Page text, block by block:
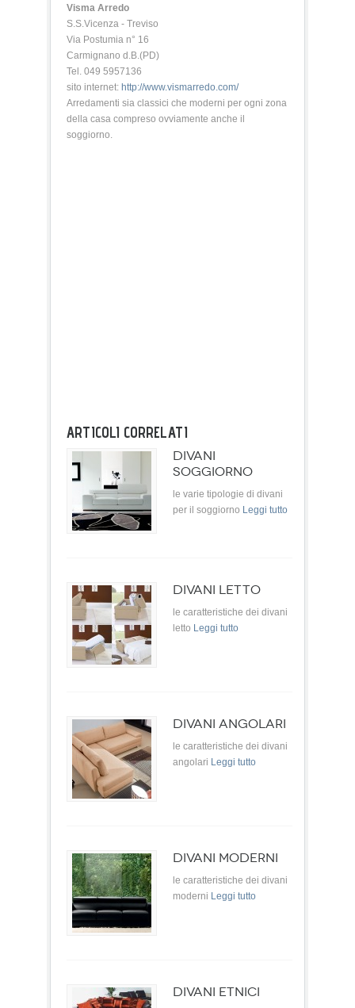
Visma Arredo
S.S.Vicenza - Treviso
Via Postumia n° 16
Carmignano d.B.(PD)
Tel. 049 5957136
sito internet: http://www.vismarredo.com/
Arredamenti sia classici che moderni per ogni zona
della casa compreso ovviamente anche il
soggiorno.
ARTICOLI CORRELATI
DIVANI
SOGGIORNO
le varie tipologie di divani
per il soggiorno Leggi tutto
DIVANI LETTO
le caratteristiche dei divani
letto Leggi tutto
DIVANI ANGOLARI
le caratteristiche dei divani
angolari Leggi tutto
DIVANI MODERNI
le caratteristiche dei divani
moderni Leggi tutto
DIVANI ETNICI